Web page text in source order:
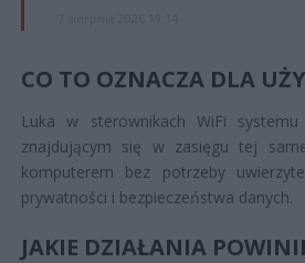
CO TO OZNACZA DLA
Luka w sterownikach WiFi
znajdującym się w zasięgu tej
komputerem bez potrzeby
prywatności i bezpieczeństwa danych.
JAKIE DZIAŁANIA